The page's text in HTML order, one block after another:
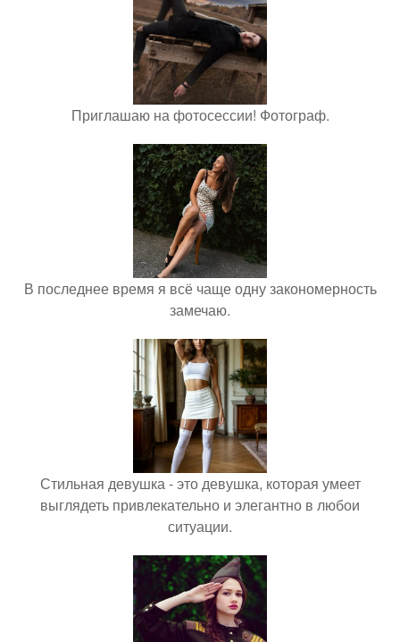
Приглашаю на фотосессии! Фотограф.
В последнее время я всё чаще одну закономерность
замечаю.
Стильная девушка - это девушка, которая умеет
выглядеть привлекательно и элегантно в любои
ситуации.